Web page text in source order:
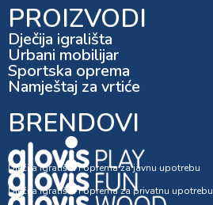
PROIZVODI
Dječija igrališta
Urbani mobilijar
Sportska oprema
Namještaj za vrtiće
BRENDOVI
Dječija igrališta i oprema za javnu upotrebu
Dječija igrališta i oprema za privatnu upotrebu